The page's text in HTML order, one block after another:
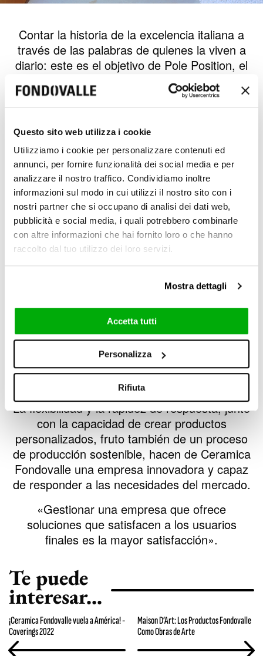
Questo sito web utilizza i cookie
Utilizziamo i cookie per personalizzare contenuti ed
annunci, per fornire funzionalità dei social media e per
analizzare il nostro traffico. Condividiamo inoltre
informazioni sul modo in cui utilizzi il nostro sito con i
nostri partner che si occupano di analisi dei dati web,
pubblicità e social media, i quali potrebbero combinarle
con altre informazioni che hai fornito loro o che hanno
raccolto dal tuo utilizzo dei loro servizi.
Mostra dettagli
Accetta tutti
Personalizza
Rifiuta
Contar la historia de la excelencia italiana a
través de las palabras de quienes la viven a
diario: este es el objetivo de Pole Position, el
programa de Sky Business 24 que cada
martes y jueves presenta empresas
destacadas dentro de su sector.
Gracias a Federico Tusini, director comercial y
de marketing, la empresa fue protagonista del
programa con una historia que abordó muchos
aspectos del «mundo» Fondovalle.
Ver el vídeo
Desde el nacimiento de la empresa hasta los
avances tecnológicos que han caracterizado a
la compañía, la entrevista ha puesto de relieve
el punto de vista de las soluciones y los
proyectos, sino sobre todo desde el punto de
vista de los valores.
«Gracias a un equipo joven, creativo y con la
mirada siempre puesta en el futuro, contamos
con un patrimonio humano que representa la
fuerza de la empresa», afirma Federico Tusini.
La flexibilidad y la rapidez de respuesta, junto
con la capacidad de crear productos
personalizados, fruto también de un proceso
de producción sostenible, hacen de Ceramica
Fondovalle una empresa innovadora y capaz
de responder a las necesidades del mercado.
«Gestionar una empresa que ofrece
soluciones que satisfacen a los usuarios
finales es la mayor satisfacción».
Te puede
interesar...
¡Ceramica Fondovalle vuela a América! -
Coverings 2022
Maison D’Art: Los Productos Fondovalle
Como Obras de Arte